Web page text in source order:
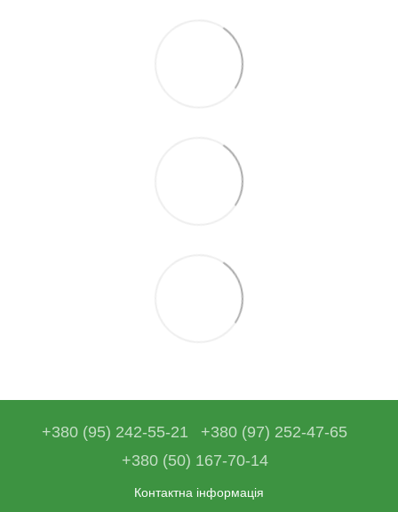
+380 (95) 242-55-21
+380 (97) 252-47-65
+380 (50) 167-70-14
Контактна інформація